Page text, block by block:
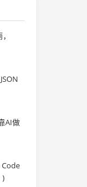
AI做
Code
)